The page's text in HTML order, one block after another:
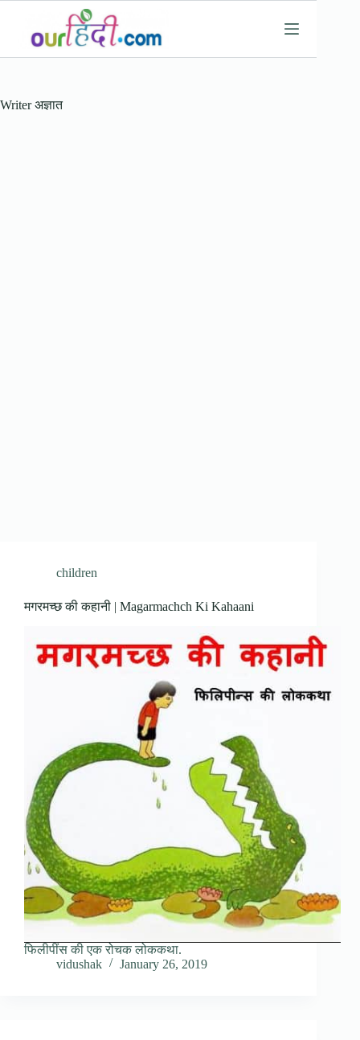
content
Writerअज्ञात
children
मगरमच्छ की कहानी | Magarmachch Ki Kahaani
फिलीपींस की एक रोचक लोककथा.
vidushak
January 26, 2019